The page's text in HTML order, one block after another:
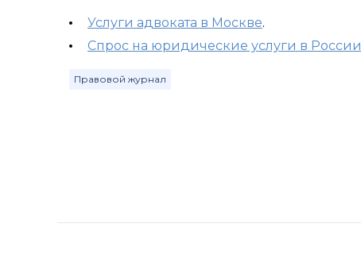
Услуги адвоката в Москве.
Спрос на юридические услуги в России
Правовой журнал